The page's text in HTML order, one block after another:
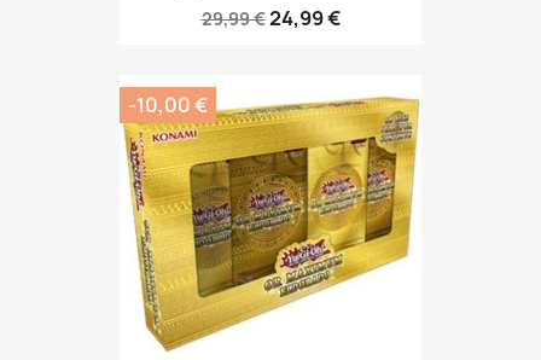
29,99 €24,99 €
-10,00 €